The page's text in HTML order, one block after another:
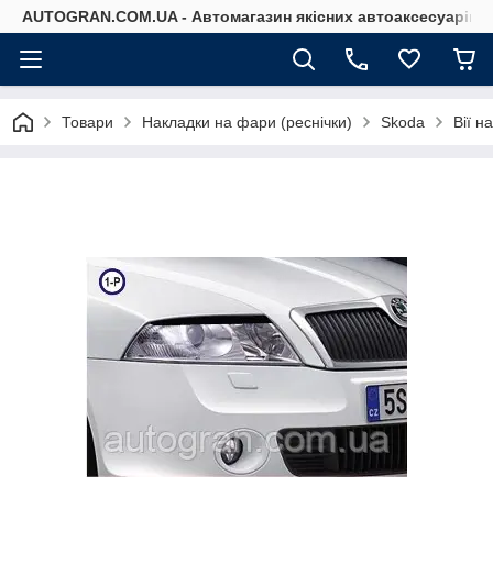
AUTOGRAN.COM.UA - Автомагазин якісних автоаксесуарів
Товари Накладки на фари (реснічки) Skoda Вії